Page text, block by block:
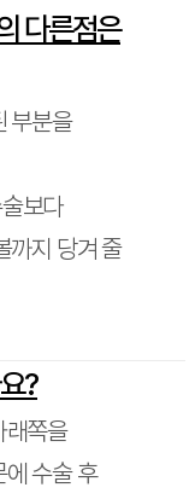
다른점은
부분을
보다
까지 당겨 줄
?
래쪽을
수술 후